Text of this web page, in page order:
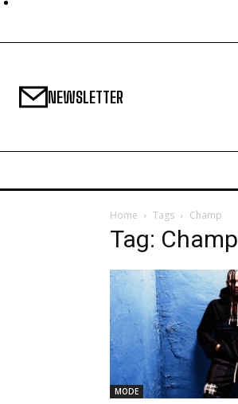
NEWSLETTER
Home Tags Champ
Tag: Champ
MODE